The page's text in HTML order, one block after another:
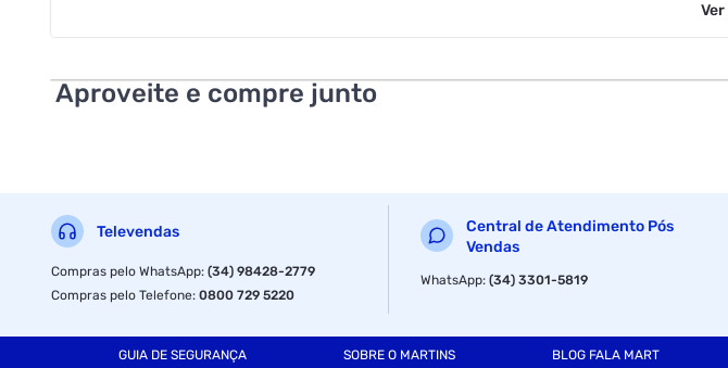
Ver
Aproveite e compre junto
Televendas
Compras pelo WhatsApp:(34) 98428-2779
Compras pelo Telefone:0800 729 5220
Central de Atendimento Pós
Vendas
WhatsApp:(34) 3301-5819
GUIA DE SEGURANÇA SOBRE O MARTINS BLOG FALA MART